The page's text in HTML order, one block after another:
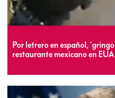
Por letrero en español,
restaurante mexicano en EUA